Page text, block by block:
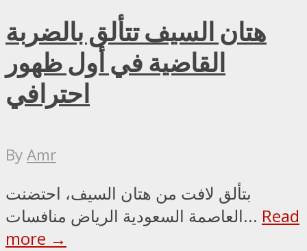
هتان السيف تتألق بالضربة
القاضية في أول ظهور
احترافي
ByAmr
بتألق لافت من هتان السيف، احتضنت
العاصمة السعودية الرياض منافسات... Read
more →